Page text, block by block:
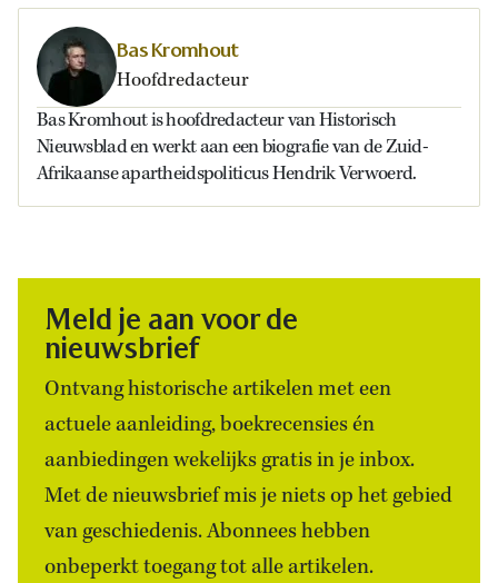
Bas Kromhout
Hoofdredacteur
Bas Kromhout is hoofdredacteur van Historisch
Nieuwsblad en werkt aan een biografie van de Zuid-
Afrikaanse apartheidspoliticus Hendrik Verwoerd.
Meld je aan voor de
nieuwsbrief
Ontvang historische artikelen met een
actuele aanleiding, boekrecensies én
aanbiedingen wekelijks gratis in je inbox.
Met de nieuwsbrief mis je niets op het gebied
van geschiedenis. Abonnees hebben
onbeperkt toegang tot alle artikelen.